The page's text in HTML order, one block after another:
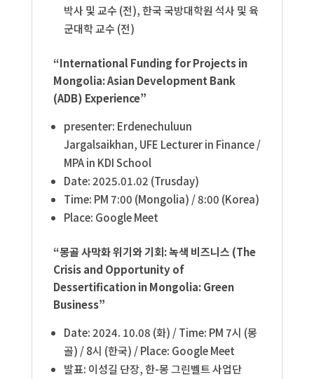
박사 및 교수 (전), 한국 국방대학원 석사 및 육
군대학 교수 (전)
“International Funding for Projects in
Mongolia: Asian Development Bank
(ADB) Experience”
presenter: Erdenechuluun
Jargalsaikhan, UFE Lecturer in Finance /
MPA in KDI School
Date: 2025.01.02 (Trusday)
Time: PM 7:00 (Mongolia) / 8:00 (Korea)
Place: Google Meet
“몽골 사막화 위기와 기회: 녹색 비즈니스 (The
Crisis and Opportunity of
Dessertification in Mongolia: Green
Business”
Date: 2024. 10.08 (화) / Time: PM 7시 (몽
골) / 8시 (한국) / Place: Google Meet
발표: 이성길 단장, 한-몽 그린벨트 사업단